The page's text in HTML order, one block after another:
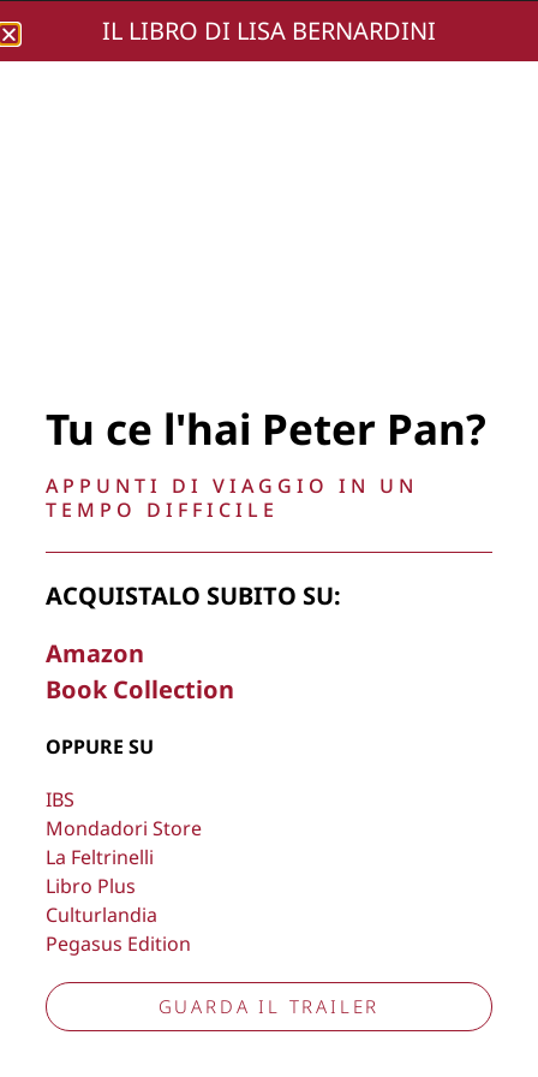
Lisa Bernardini
rimuovere, oscurare, modificare, immagini e testi del sito, a
propria discrezione.
Cookie PolicyPrivacy Policy
IL LIBRO DI LISA BERNARDINI
Tu ce l'hai Peter Pan?
APPUNTI DI VIAGGIO IN UN
TEMPO DIFFICILE
ACQUISTALO SUBITO SU:
Amazon
Book Collection
OPPURE SU
IBS
Mondadori Store
La Feltrinelli
Libro Plus
Culturlandia
Pegasus Edition
GUARDA IL TRAILER